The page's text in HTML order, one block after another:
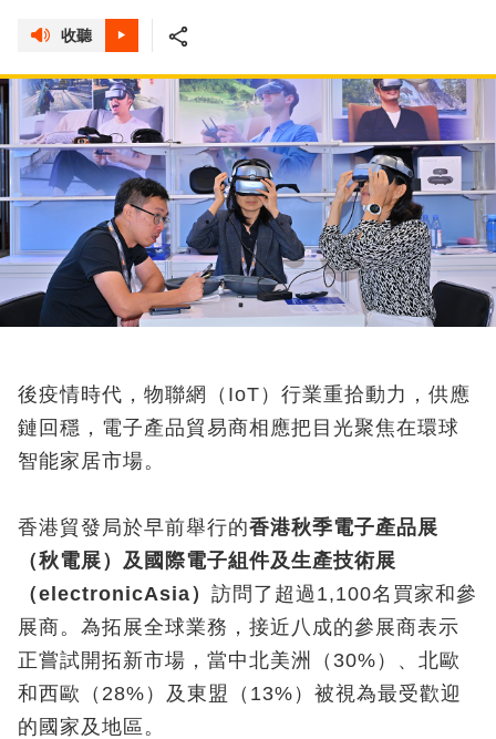
收聽
後疫情時代，物聯網（IoT）行業重拾動力，供應
鏈回穩，電子產品貿易商相應把目光聚焦在環球
智能家居市場。
香港貿發局於早前舉行的香港秋季電子產品展
（秋電展）及國際電子組件及生產技術展
（electronicAsia） 訪問了超過1,100名買家和參
展商。為拓展全球業務，接近八成的參展商表示
正嘗試開拓新市場，當中北美洲（30%）、北歐
和西歐（28%）及東盟（13%）被視為最受歡迎
的國家及地區。